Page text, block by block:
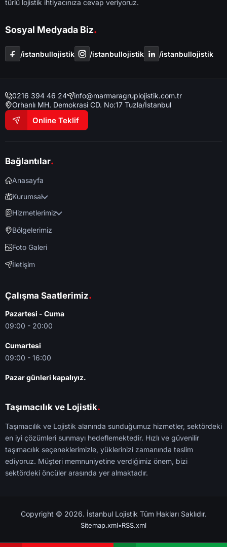
türlü lojistik ihtiyacınıza cevap veriyoruz.
Sosyal Medyada Biz.
/i̇stanbullojistik /i̇stanbullojistik /i̇stanbullojistik
0216 394 46 24
info@marmaragruplojistik.com.tr
Orhanlı MH. Demokrasi CD. No:17 Tuzla/İstanbul
Online Teklif
Bağlantılar.
Anasayfa
Kurumsal
Hizmetlerimiz
Bölgelerimiz
Foto Galeri
İletişim
Çalışma Saatlerimiz.
Pazartesi - Cuma
09:00 - 20:00
Cumartesi
09:00 - 16:00
Pazar günleri kapalıyız.
Taşımacılık ve Lojistik.
Taşımacılık ve Lojistik alanında sunduğumuz hizmetler, sektördeki
en iyi çözümleri sunmayı hedeflemektedir. Hızlı ve güvenilir
taşımacılık seçeneklerimizle, yüklerinizi zamanında teslim
ediyoruz. Müşteri memnuniyetine verdiğimiz önem, bizi
sektördeki öncüler arasında yer almaktadır.
Copyright © 2026. İstanbul Lojistik Tüm Hakları Saklıdır.
Sitemap.xml•RSS.xml